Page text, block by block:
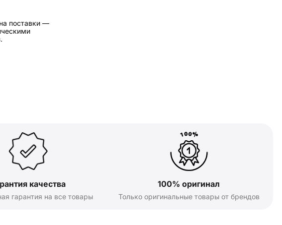
поставки —
качества
гарантия на все товары
100% оригинал
Только оригинальные товары от брендов